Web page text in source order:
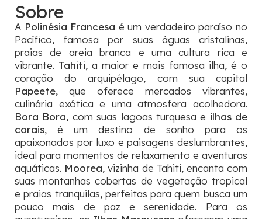
Sobre
A Polinésia Francesa é um verdadeiro paraíso no
Pacífico, famosa por suas águas cristalinas,
praias de areia branca e uma cultura rica e
vibrante. Tahiti, a maior e mais famosa ilha, é o
coração do arquipélago, com sua capital
Papeete, que oferece mercados vibrantes,
culinária exótica e uma atmosfera acolhedora.
Bora Bora, com suas lagoas turquesa e ilhas de
corais, é um destino de sonho para os
apaixonados por luxo e paisagens deslumbrantes,
ideal para momentos de relaxamento e aventuras
aquáticas. Moorea, vizinha de Tahiti, encanta com
suas montanhas cobertas de vegetação tropical
e praias tranquilas, perfeitas para quem busca um
pouco mais de paz e serenidade. Para os